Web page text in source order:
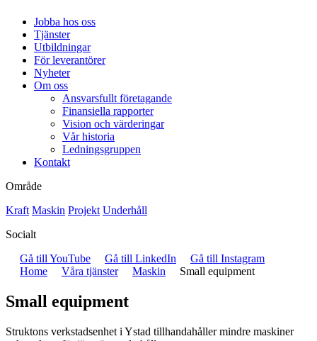
Jobba hos oss
Tjänster
Utbildningar
För leverantörer
Nyheter
Om oss
Ansvarsfullt företagande
Finansiella rapporter
Vision och värderingar
Vår historia
Ledningsgruppen
Kontakt
Område
Kraft Maskin Projekt Underhåll
Socialt
Gå till YouTube
Gå till LinkedIn
Gå till Instagram
Home
Våra tjänster Maskin Small equipment
Small equipment
Struktons verkstadsenhet i Ystad tillhandahåller mindre maskiner